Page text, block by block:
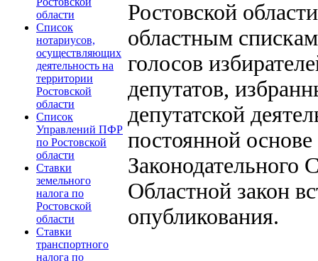
области
Список
нотариусов,
осуществляющих
деятельность на
территории
Ростовской
области
Список
Управлений ПФР
по Ростовской
области
Ставки
земельного
налога по
Ростовской
области
Ставки
транспортного
налога по
Ростовской
областным
голосов
депутатов,
депутатской
постоянной
Законодательного
Областной закон
опубликования.